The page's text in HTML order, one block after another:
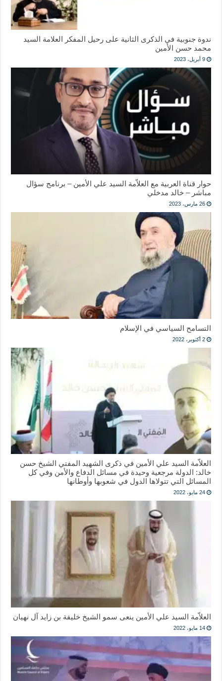
ندوة جنوبية في الذكرى الثانية على رحيل المفكر العلامة السيد
محمد حسن الأمين
9 أبريل، 2023
حوار قناة العربية مع العلاّمة السيد علي الأمين – برنامج سؤال
مباشر – خالد مدخلي
26 مارس، 2023
التسامح السياسي في الإسلام
2 أكتوبر، 2022
العلاّمة السيد علي الأمين في ذكرى الشهيد المفتي الشيخ حسن
خالد: الدولة مرجعية وحيدة في مسائل الدفاع والأمن وفي كل
المسائل التي تتولاها الدول في شعوبها وأوطانها
24 مايو، 2022
العلاّمة السيد علي الأمين ينعى سمو الشيخ خليفة بن زايد آل نهيان
14 مايو، 2022